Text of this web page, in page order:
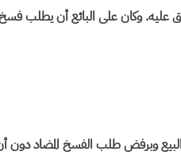
وكان على البائع أن يطلب فسخ
وبرفض طلب الفسخ المضاد دون